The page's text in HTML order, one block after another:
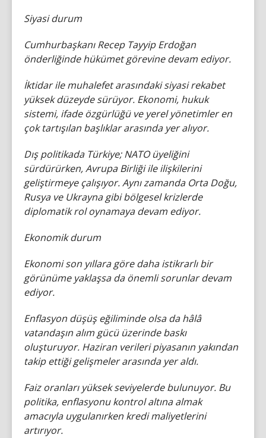
Siyasi durum
Cumhurbaşkanı Recep Tayyip Erdoğan
önderliğinde hükümet görevine devam ediyor.
İktidar ile muhalefet arasındaki siyasi rekabet
yüksek düzeyde sürüyor. Ekonomi, hukuk
sistemi, ifade özgürlüğü ve yerel yönetimler en
çok tartışılan başlıklar arasında yer alıyor.
Dış politikada Türkiye; NATO üyeliğini
sürdürürken, Avrupa Birliği ile ilişkilerini
geliştirmeye çalışıyor. Aynı zamanda Orta Doğu,
Rusya ve Ukrayna gibi bölgesel krizlerde
diplomatik rol oynamaya devam ediyor.
Ekonomik durum
Ekonomi son yıllara göre daha istikrarlı bir
görünüme yaklaşsa da önemli sorunlar devam
ediyor.
Enflasyon düşüş eğiliminde olsa da hâlâ
vatandaşın alım gücü üzerinde baskı
oluşturuyor. Haziran verileri piyasanın yakından
takip ettiği gelişmeler arasında yer aldı.
Faiz oranları yüksek seviyelerde bulunuyor. Bu
politika, enflasyonu kontrol altına almak
amacıyla uygulanırken kredi maliyetlerini
artırıyor.